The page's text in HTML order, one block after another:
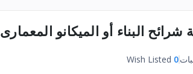
شرائح البناء أو الميكانو المعمارى
0